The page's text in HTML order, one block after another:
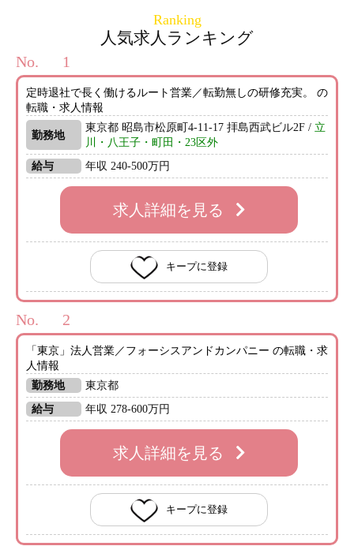
Ranking
人気求人ランキング
No.
定時退社で長く働けるルート営業／転勤無しの研修充実。 の
転職・求人情報
勤務地
東京都 昭島市松原町4-11-17 拝島西武ビル2F / 立
川・八王子・町田・23区外
給与
年収 240-500万円
求人詳細を見る
キープに登録
No.
「東京」法人営業／フォーシスアンドカンパニー の転職・求
人情報
勤務地
東京都
給与
年収 278-600万円
求人詳細を見る
キープに登録